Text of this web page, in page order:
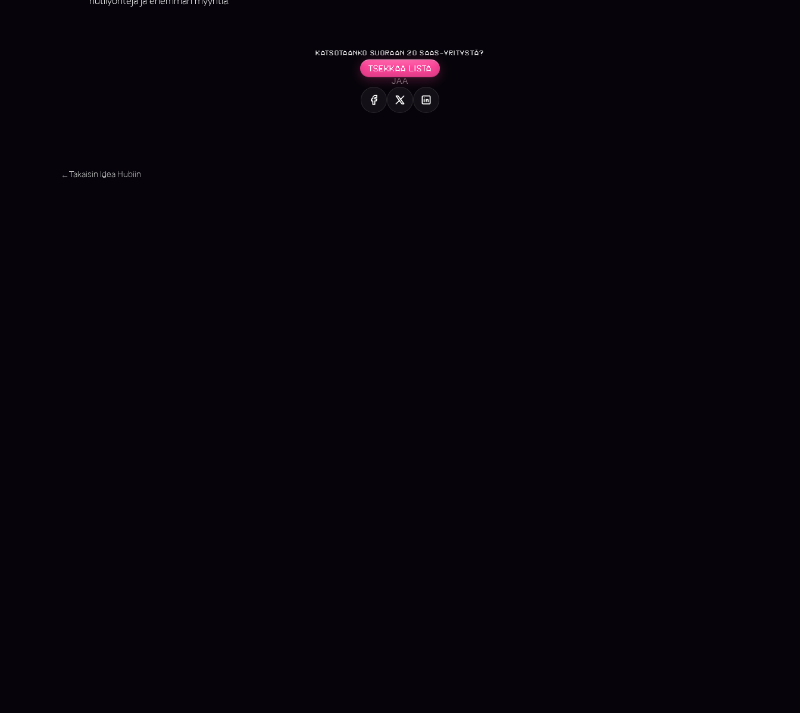
KATSOTAANKO SUORAAN 20 SAAS-YRITYSTÄ?
TSEKKAA LISTA
JAA
← Takaisin Idea Hubiin